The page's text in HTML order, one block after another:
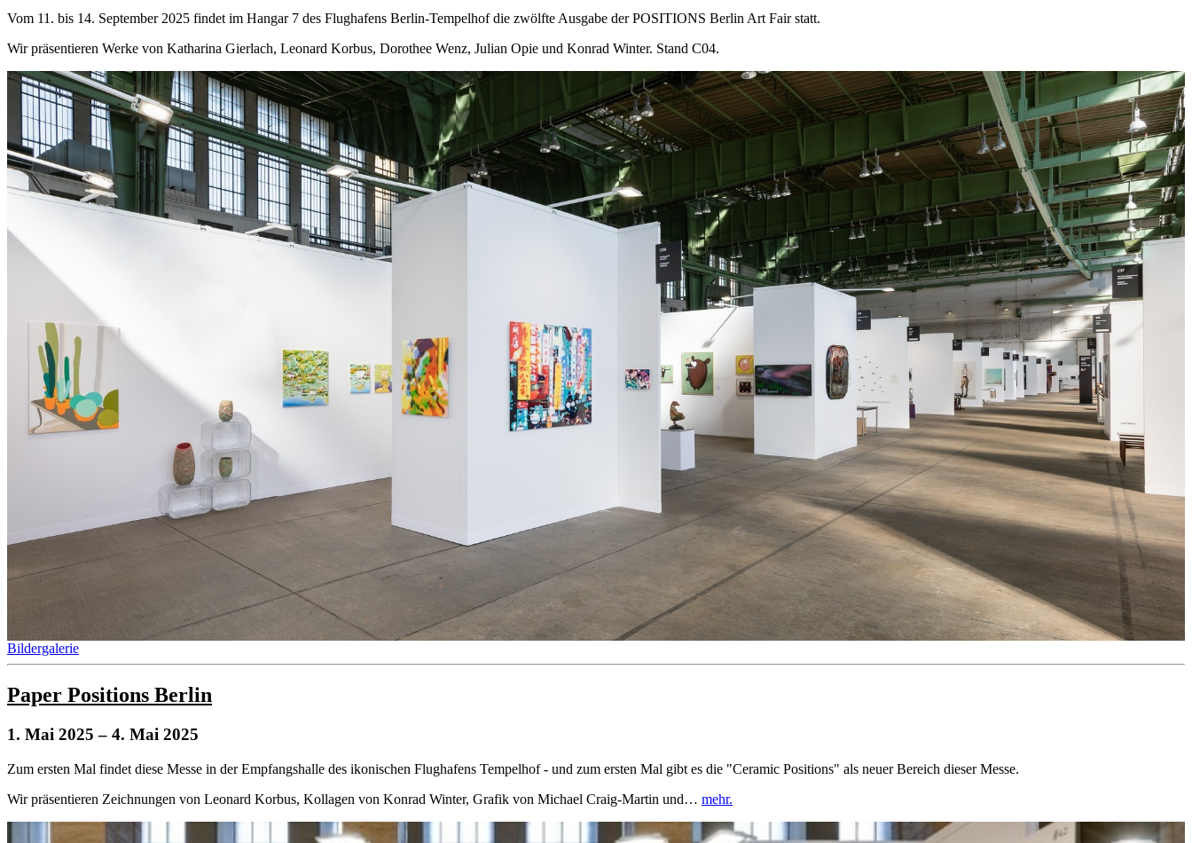
Vom 11. bis 14. September 2025 findet im Hangar 7 des Flughafens Berlin-Tempelhof die zwölfte Ausgabe der POSITIONS Berlin Art Fair statt.
Wir präsentieren Werke von Katharina Gierlach, Leonard Korbus, Dorothee Wenz, Julian Opie und Konrad Winter. Stand C04.
Bildergalerie
Paper Positions Berlin
1. Mai 2025 – 4. Mai 2025
Zum ersten Mal findet diese Messe in der Empfangshalle des ikonischen Flughafens Tempelhof - und zum ersten Mal gibt es die "Ceramic Positions" als neuer Bereich dieser Messe.
Wir präsentieren Zeichnungen von Leonard Korbus, Kollagen von Konrad Winter, Grafik von Michael Craig-Martin und… mehr.